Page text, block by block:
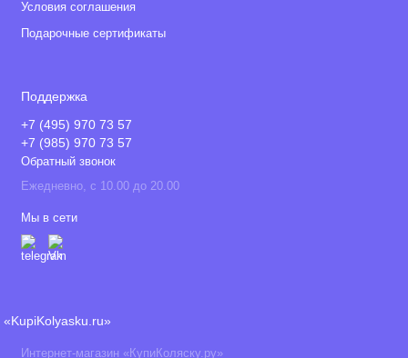
Условия соглашения
Подарочные сертификаты
Поддержка
+7 (495) 970 73 57
+7 (985) 970 73 57
Обратный звонок
Ежедневно, с 10.00 до 20.00
Мы в сети
«KupiKolyasku.ru»
Интернет-магазин «КупиКоляску.ру»